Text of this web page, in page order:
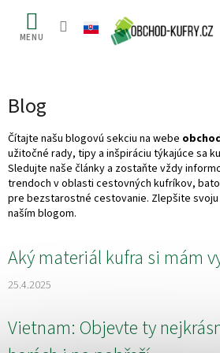
obsah
Blog
Čítajte našu blogovú sekciu na webe
užitočné rady, tipy a inšpiráciu týkajúce sa
Sledujte naše články a zostaňte vždy
trendoch v oblasti cestovných kufríkov,
pre bezstarostné cestovanie. Zlepšite
naším blogom.
ý
p
č
l
Aký materiál kufra si mám
25.4.2025
Vietnam: Objevte ty